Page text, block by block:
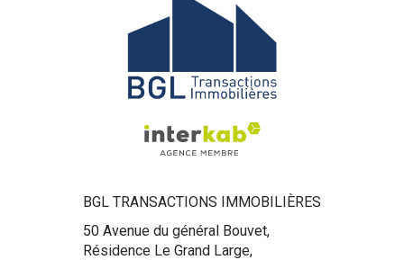
BGL TRANSACTIONS IMMOBILIÈRES
50 Avenue du général Bouvet,
Résidence Le Grand Large,